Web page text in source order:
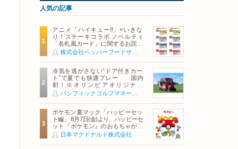
人気の記事
アニメ「ハイキュー!!」×いきな
り！ステーキコラボ ノベルティ
「名札風カード」に関するお詫び
および交換対応についてのご案内
冷気を逃がさない“ドア付きカー
ト”で夏でも快適プレー 国内
初！※オリンピアオリジナル
「AirCon Cart（エアコンカー
ト）」導入 | ＰＧＭ
ポケモン夏マック「ハッピーセッ
ト編」 8月7日(金)より、ハッピーセ
ット『ポケモン』のおもちゃが期
間限定登場
日本マクドナルド株式会社